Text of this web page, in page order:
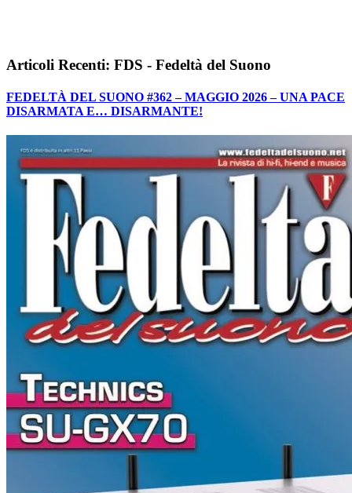
Articoli Recenti: FDS - Fedeltà del Suono
FEDELTÀ DEL SUONO #362 – MAGGIO 2026 – UNA PACE
DISARMATA E… DISARMANTE!